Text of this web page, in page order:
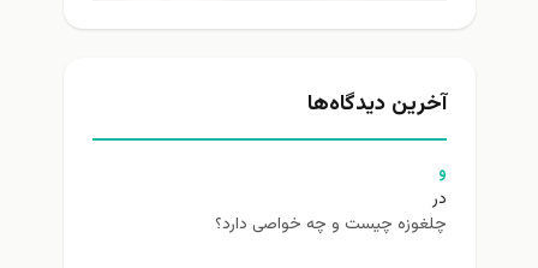
آخرین دیدگاه‌ها
و
در
چلغوزه چیست و چه خواصی دارد؟